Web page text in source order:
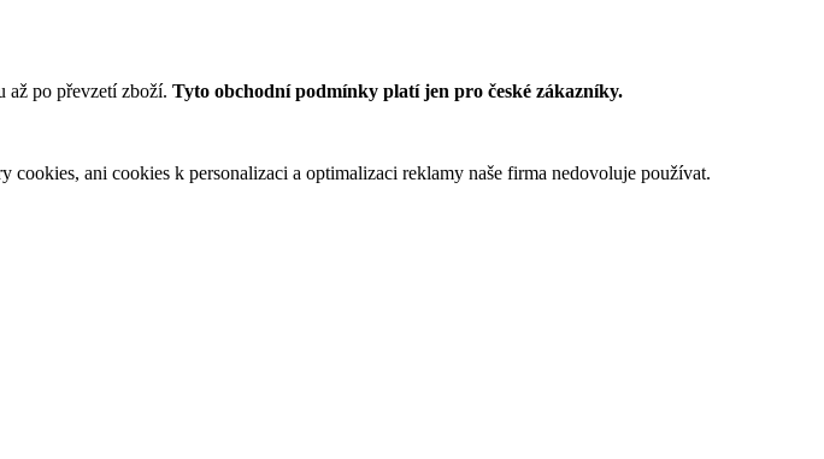
až po převzetí zboží. Tyto obchodní podmínky platí jen pro české zákazníky.
ani cookies k personalizaci a optimalizaci reklamy naše firma nedovoluje používat.